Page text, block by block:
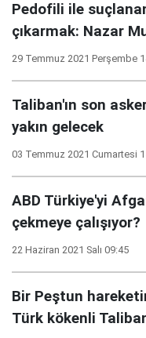
Pedofili ile
çıkarmak: Nazar
29 Temmuz 2021 Perşembe
Taliban'ın son
yakın gelecek
03 Temmuz 2021 Cumartesi
ABD Türkiye'yi
çekmeye çalışıyor?
22 Haziran 2021 Salı 09:45
Bir Peştun
Türk kökenli